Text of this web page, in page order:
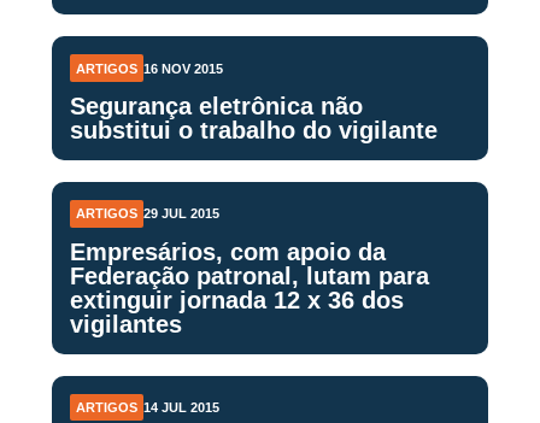
ARTIGOS 16 NOV 2015
Segurança eletrônica não
substitui o trabalho do vigilante
ARTIGOS 29 JUL 2015
Empresários, com apoio da
Federação patronal, lutam para
extinguir jornada 12 x 36 dos
vigilantes
ARTIGOS 14 JUL 2015